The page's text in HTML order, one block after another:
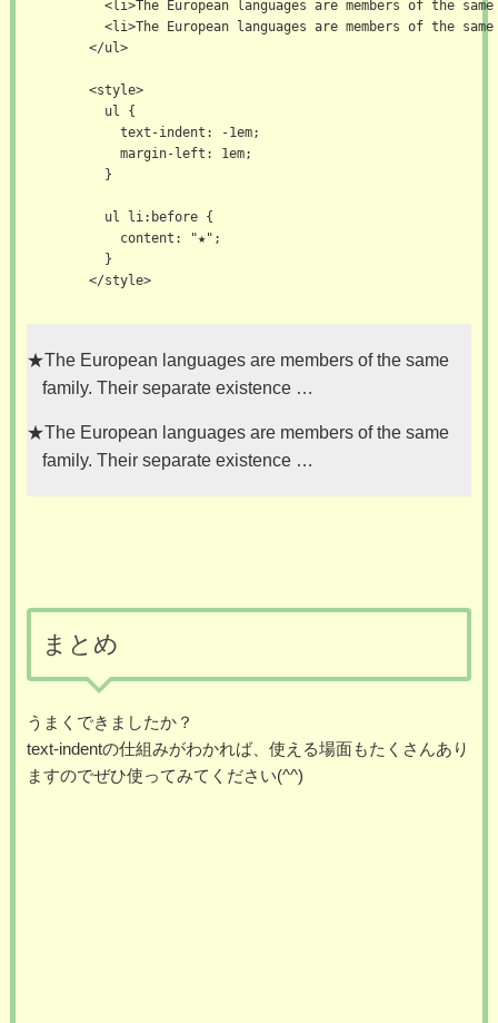
<li>The European languages are members of the
<li>The European languages are members of the
        </ul>
        <style>
          ul {
            text-indent: -1em;
            margin-left: 1em;
          }
          ul li:before {
            content: "★";
          }
        </style>
The European languages are members of the same
family. Their separate existence …
The European languages are members of the same
family. Their separate existence …
まとめ
うまくできましたか？
text-indentの仕組みがわかれば、使える場面もたくさんあり
ますのでぜひ使ってみてください(^^)